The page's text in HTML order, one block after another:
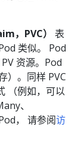
，PVC）
表
类似。 Pod
资源。Pod
）。同样 PVC
（例如，可以
、
， 请参阅访